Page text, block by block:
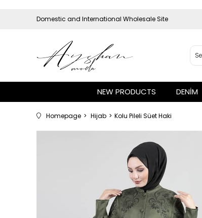
Domestic and International Wholesale Site
NEW PRODUCTS DENİM
Homepage Hijab Kolu Pileli Süet Haki